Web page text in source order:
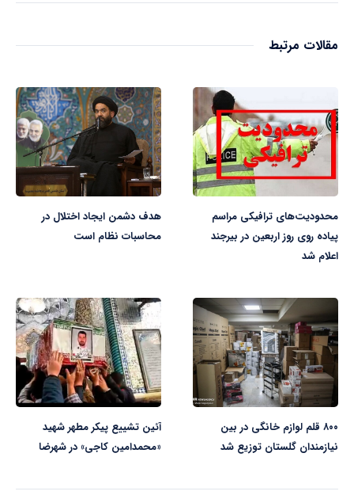
مقالات مرتبط
محدودیت‌های ترافیکی مراسم
پیاده روی روز اربعین در بیرجند
اعلام شد
هدف دشمن ایجاد اختلال در
محاسبات نظام است
۸۰۰ قلم لوازم خانگی در بین
نیازمندان گلستان توزیع شد
آئین تشییع پیکر مطهر شهید
«محمدامین کاجی» در شهرضا